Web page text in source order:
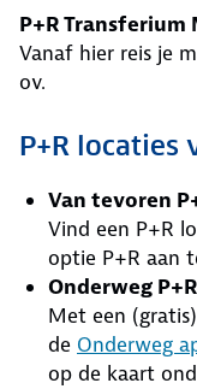
P+R
Vanaf hier reis je
ov.
P+R locaties
Van tevoren
Vind een P+R
optie P+R aan
Onderweg
Met een (gratis)
de Onderweg
op de kaart